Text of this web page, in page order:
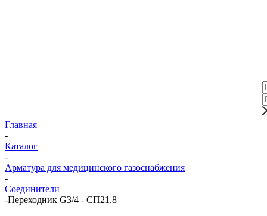
Главная
-
Каталог
-
Арматура для медицинского газоснабжения
-
Соединители
-Переходник G3/4 - СП21,8